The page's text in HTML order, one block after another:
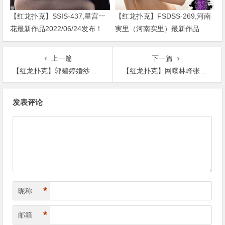
【红龙扑克】SSIS-437,星宫一
花最新作品2022/06/24发布！
【红龙扑克】FSDSS-269,河南
実里（河南实里）最新作品
2021-08-26发布！
上一篇
【红龙扑克】郭碧婷婚纱照曝光, 自曝正在筹备婚礼为何网友纠结婚纱
下一篇
【红龙扑克】网曝林峰张馨月将在生日结婚 ,给女方每月一百万？
发表评论
昵称 *
邮箱 *